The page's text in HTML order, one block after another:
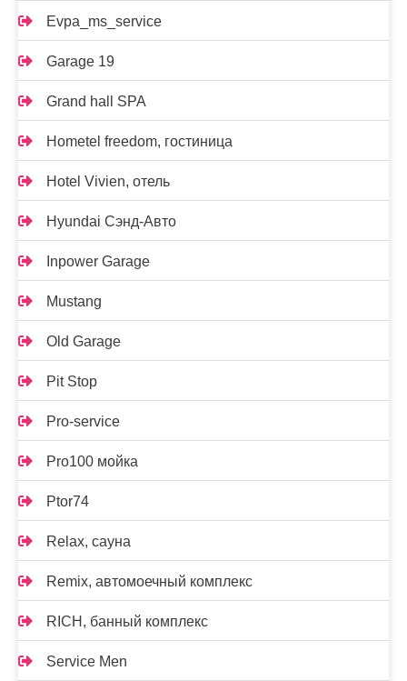
Evpa_ms_service
Garage 19
Grand hall SPA
Hometel freedom, гостиница
Hotel Vivien, отель
Hyundai Сэнд-Авто
Inpower Garage
Mustang
Old Garage
Pit Stop
Pro-service
Pro100 мойка
Ptor74
Relax, сауна
Remix, автомоечный комплекс
RICH, банный комплекс
Service Men